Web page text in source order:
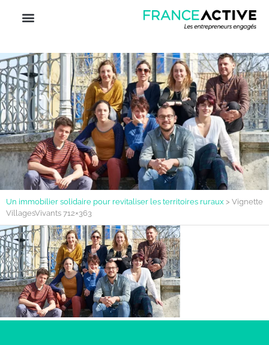
Un immobilier solidaire pour revitaliser les territoires ruraux > Vignette
VillagesVivants 712×363